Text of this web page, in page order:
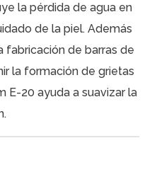
la pérdida de agua en
de la piel. Además
fabricación de barras de
la formación de grietas
E-20 ayuda a suavizar la